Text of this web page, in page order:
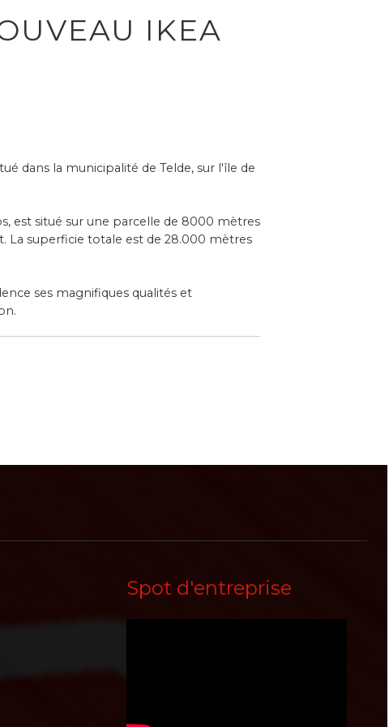
IKEA
dans la municipalité de Telde, sur l'île de
est situé sur une parcelle de 8000 mètres
La superficie totale est de 28.000 mètres
ses magnifiques qualités et
Spot d'entreprise